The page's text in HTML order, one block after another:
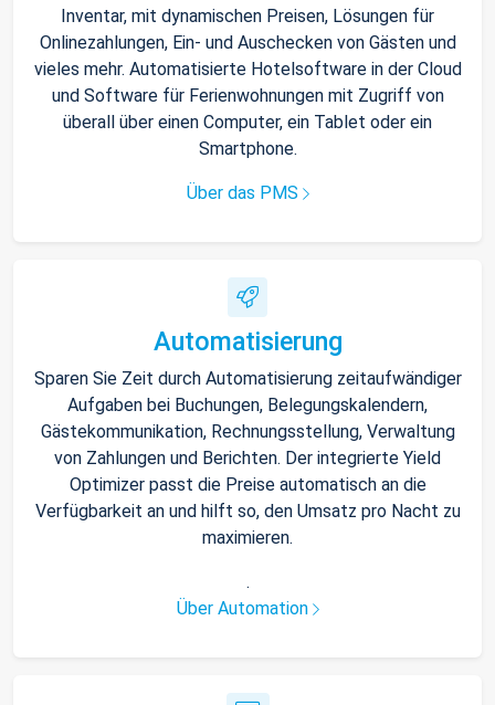
Inventar, mit dynamischen Preisen, Lösungen für
Onlinezahlungen, Ein- und Auschecken von Gästen und
vieles mehr. Automatisierte Hotelsoftware in der Cloud
und Software für Ferienwohnungen mit Zugriff von
überall über einen Computer, ein Tablet oder ein
Smartphone.
Über das PMS
Automatisierung
Sparen Sie Zeit durch Automatisierung zeitaufwändiger
Aufgaben bei Buchungen, Belegungskalendern,
Gästekommunikation, Rechnungsstellung, Verwaltung
von Zahlungen und Berichten. Der integrierte Yield
Optimizer passt die Preise automatisch an die
Verfügbarkeit an und hilft so, den Umsatz pro Nacht zu
maximieren.
.
Über Automation